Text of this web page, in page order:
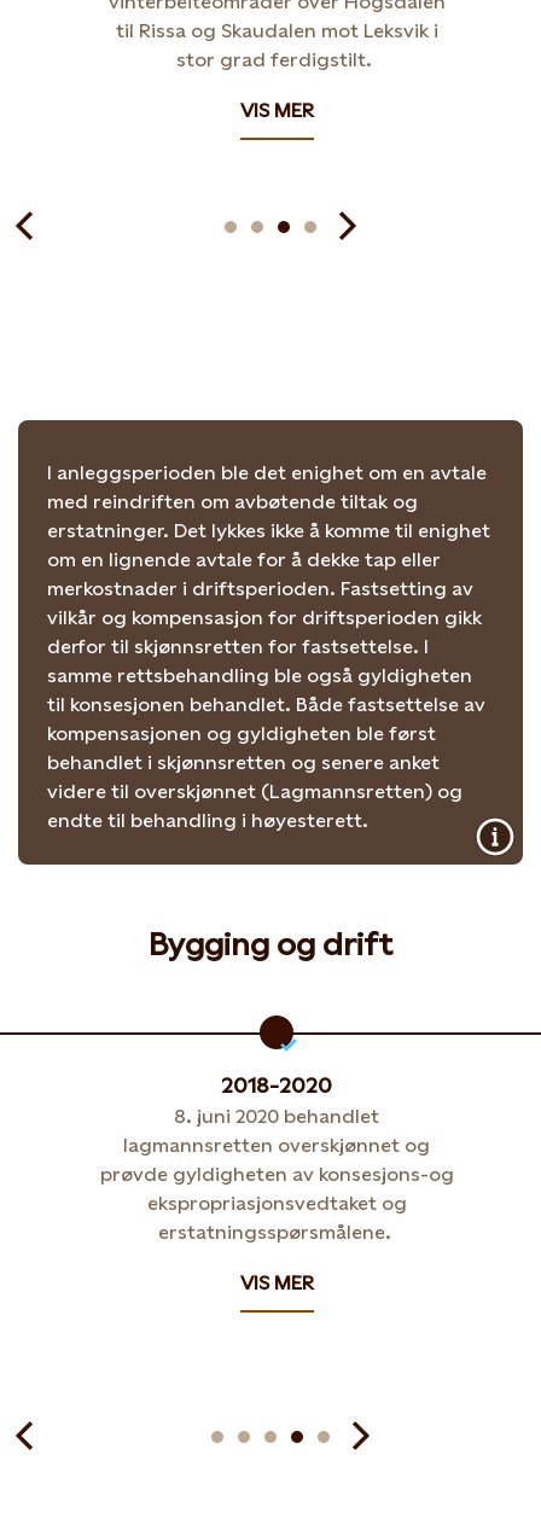
til Rissa og Skaudalen mot Leksvik i
stor grad ferdigstilt.
VIS MER
I anleggsperioden ble det enighet om en avtale
med reindriften om avbøtende tiltak og
erstatninger. Det lykkes ikke å komme til enighet
om en lignende avtale for å dekke tap eller
merkostnader i driftsperioden. Fastsetting av
vilkår og kompensasjon for driftsperioden gikk
derfor til skjønnsretten for fastsettelse. I
samme rettsbehandling ble også gyldigheten
til konsesjonen behandlet. Både fastsettelse av
kompensasjonen og gyldigheten ble først
behandlet i skjønnsretten og senere anket
videre til overskjønnet (Lagmannsretten) og
endte til behandling i høyesterett.
Bygging og drift
2018-2020
8. juni 2020 behandlet
lagmannsretten overskjønnet og
prøvde gyldigheten av konsesjons-og
ekspropriasjonsvedtaket og
erstatningsspørsmålene.
VIS MER